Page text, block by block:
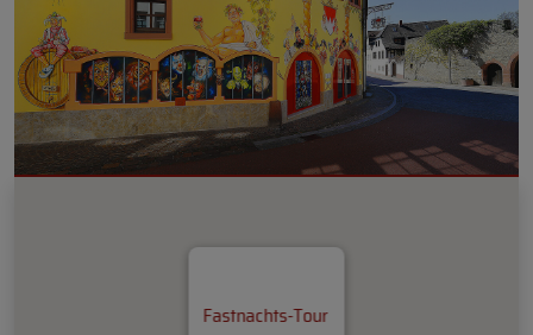
Fastnachts-Tour